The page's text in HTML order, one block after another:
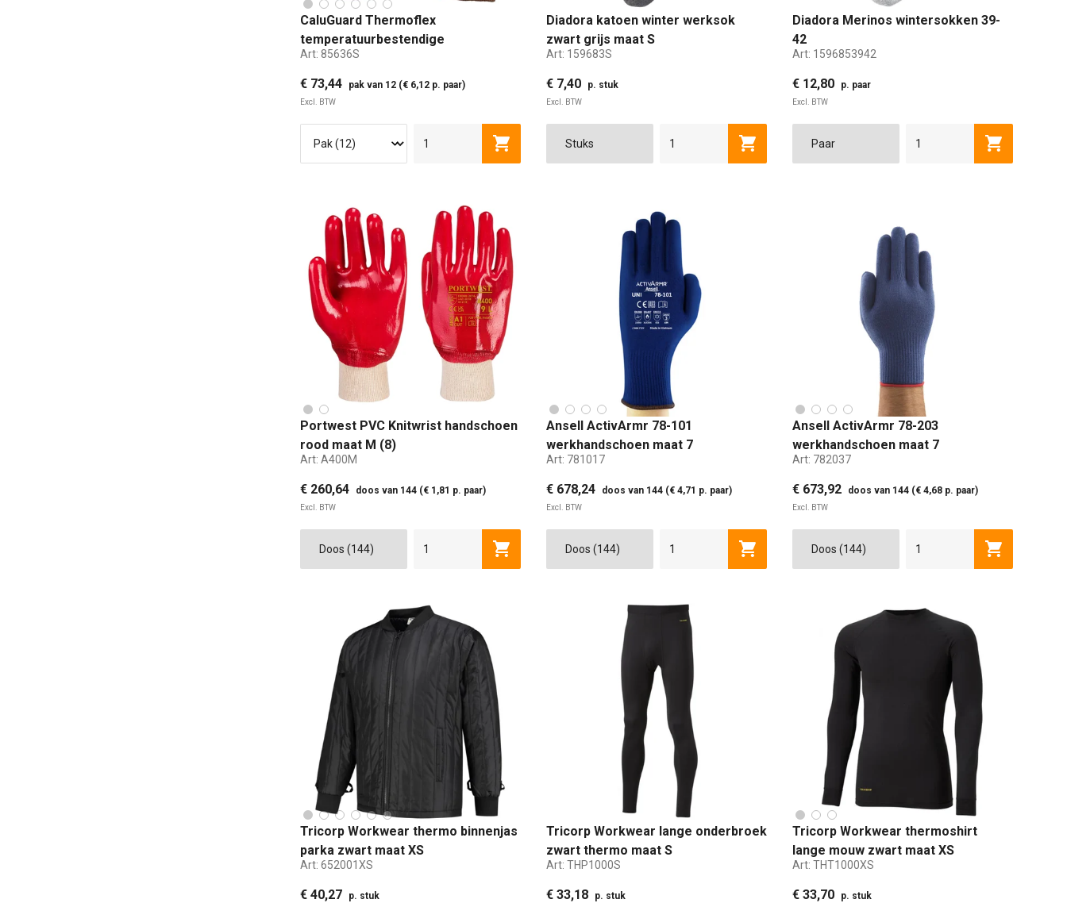
CaluGuard Thermoflex
temperatuurbestendige
thermohandschoen maat S
Art: 85636S
€ 73,44 pak van 12 (€ 6,12 p. paar)
Excl. BTW
S L Toevoegen aan winkelwagen
Diadora katoen winter werksok
zwart grijs maat S
Art: 159683S
€ 7,40 p. stuk
Excl. BTW
S XL Toevoegen aan winkelwagen
Diadora Merinos wintersokken 39-
42
Art: 1596853942
€ 12,80 p. paar
Excl. BTW
39-42 43-47 Toevoegen
Portwest PVC Knitwrist handschoen
rood maat M (8)
Art: A400M
€ 260,64 doos van 144 (€ 1,81 p. paar)
Excl. BTW
M XL Toevoegen aan winkelwagen
Ansell ActivArmr 78-101
werkhandschoen maat 7
Art: 781017
€ 678,24 doos van 144 (€ 4,71 p. paar)
Excl. BTW
MAAT 7 (XS) Toevoegen aan winkelwagen
Ansell ActivArmr 78-203
werkhandschoen maat 7
Art: 782037
€ 673,92 doos van 144 (€ 4,68 p. paar)
Excl. BTW
MAAT 7 (XS) Toevoegen
Tricorp Workwear thermo binnenjas
parka zwart maat XS
Art: 652001XS
€ 40,27 p. stuk
Tricorp Workwear lange onderbroek
zwart thermo maat S
Art: THP1000S
€ 33,18 p. stuk
Tricorp Workwear thermoshirt
lange mouw zwart maat XS
Art: THT1000XS
€ 33,70 p. stuk